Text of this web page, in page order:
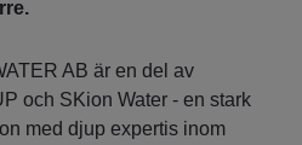
AB är en del av
och SKion Water - en stark
med djup expertis inom